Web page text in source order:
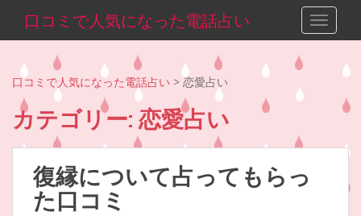
i
口コミで人気になった電話占い
口コミで人気になった電話占い > 恋愛占い
カテゴリー: 恋愛占い
復縁について占ってもらっ
た口コミ